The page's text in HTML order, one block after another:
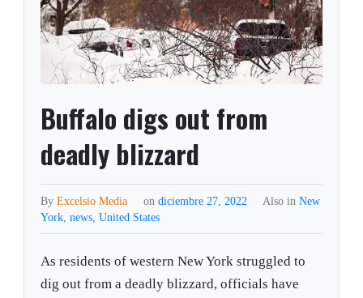
Buffalo digs out from
deadly blizzard
ByExcelsio Media on diciembre 27, 2022 Also in New
York,news,United States
As residents of western New York struggled to
dig out from a deadly blizzard, officials have